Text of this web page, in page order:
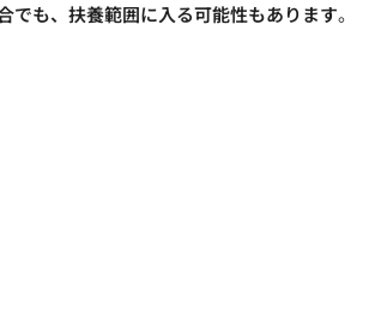
でも、扶養範囲に入る可能性もあります。